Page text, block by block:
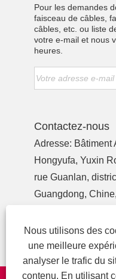
Pour les demandes
faisceau de câbles,
câbles, etc. ou liste
votre e-mail et nous
heures.
Contactez-nous
Adresse: Bâtiment
Hongyufa, Yuxin
rue Guanlan,
Guangdong,
Téléphone:+86-
E-mail:
Nous utilisons des
une meilleure
analyser le trafic du
contenu. En utilisant